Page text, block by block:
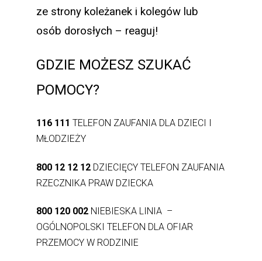
ze strony koleżanek i kolegów lub
osób dorosłych – reaguj!
GDZIE MOŻESZ SZUKAĆ
POMOCY?
116 111 TELEFON ZAUFANIA DLA DZIECI I
MŁODZIEŻY
800 12 12 12 DZIECIĘCY TELEFON ZAUFANIA
RZECZNIKA PRAW DZIECKA
800 120 002 NIEBIESKA LINIA –
OGÓLNOPOLSKI TELEFON DLA OFIAR
PRZEMOCY W RODZINIE